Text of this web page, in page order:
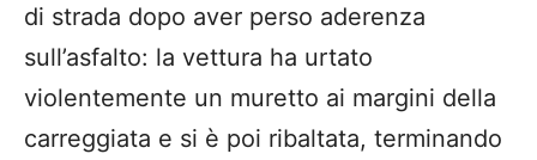
di strada dopo aver perso aderenza
sull’asfalto: la vettura ha urtato
violentemente un muretto ai margini della
carreggiata e si è poi ribaltata, terminando